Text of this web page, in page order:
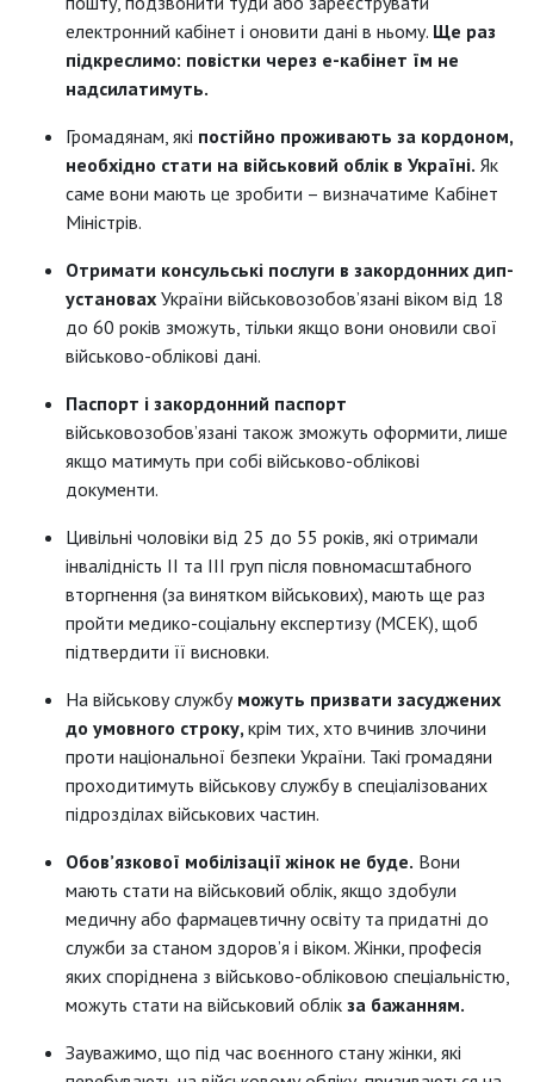
електронний кабінет і оновити дані в ньому. Ще раз
підкреслимо: повістки через е-кабінет їм не
надсилатимуть.
Громадянам, які постійно проживають за кордоном,
необхідно стати на військовий облік в Україні. Як
саме вони мають це зробити – визначатиме Кабінет
Міністрів.
Отримати консульські послуги в закордонних дип­
установах України військовозобов’язані віком від 18
до 60 років зможуть, тільки якщо вони оновили свої
військово-облікові дані.
Паспорт і закордонний паспорт
військовозобов’язані також зможуть оформити, лише
якщо матимуть при собі військово-облікові
документи.
Цивільні чоловіки від 25 до 55 років, які отримали
інвалідність ІІ та ІІІ груп після повномасштабного
вторгнення (за винятком військових), мають ще раз
пройти медико-соціальну експертизу (МСЕК), щоб
підтвердити її висновки.
На військову службу можуть призвати засуджених
до умовного строку, крім тих, хто вчинив злочини
проти національної безпеки України. Такі громадяни
проходитимуть військову службу в спеціалізованих
підрозділах військових частин.
Обов’язкової мобілізації жінок не буде. Вони
мають стати на військовий облік, якщо здобули
медичну або фармацевтичну освіту та придатні до
служби за станом здоров’я і віком. Жінки, професія
яких споріднена з військово-обліковою спеціальністю,
можуть стати на військовий облік за бажанням.
Зауважимо, що під час воєнного стану жінки, які